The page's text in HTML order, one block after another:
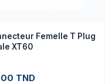
Femelle T Plug
XT60
TND